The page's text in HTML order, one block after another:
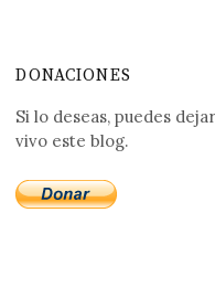
DONACIONES
Si lo deseas, puedes
vivo este blog.